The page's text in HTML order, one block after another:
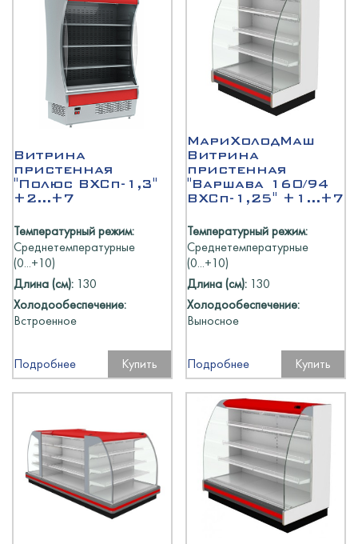
Витрина
пристенная
"Полюс ВХСп-1,3"
+2...+7
Температурный режим:
Среднетемпературные
(0...+10)
Длина (см): 130
Холодообеспечение:
Встроенное
Подробнее Купить
МариХолодМаш
Витрина
пристенная
"Варшава 160/94
ВХСп-1,25" +1...+7
Температурный режим:
Среднетемпературные
(0...+10)
Длина (см): 130
Холодообеспечение:
Выносное
Подробнее Купить